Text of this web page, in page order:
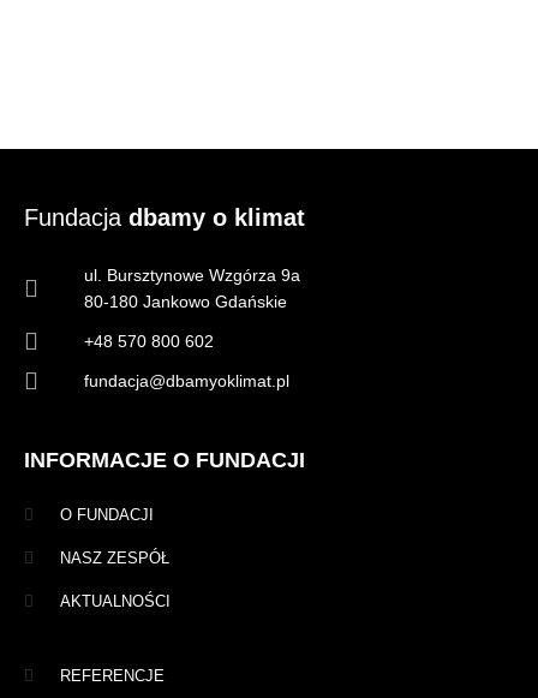
Fundacja dbamy o klimat
ul. Bursztynowe Wzgórza 9a
80-180 Jankowo Gdańskie
+48 570 800 602
fundacja@dbamyoklimat.pl
INFORMACJE O FUNDACJI
O FUNDACJI
NASZ ZESPÓŁ
AKTUALNOŚCI
REFERENCJE